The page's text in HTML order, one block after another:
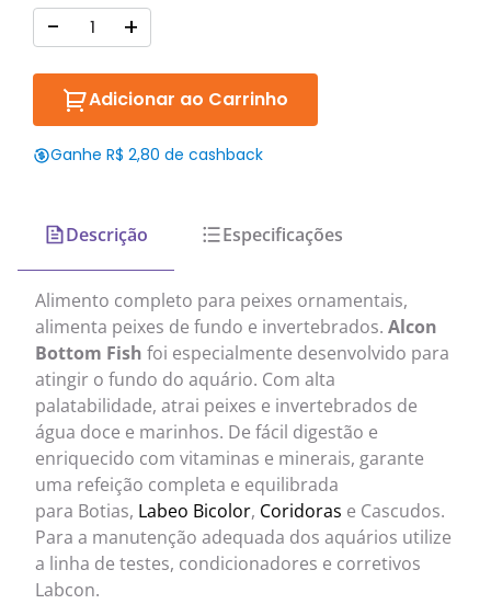
- +
Adicionar ao Carrinho
Ganhe R$ 2,80 de cashback
Descrição Especificações
Alimento completo para peixes ornamentais,
alimenta peixes de fundo e invertebrados. Alcon
Bottom Fish foi especialmente desenvolvido para
atingir o fundo do aquário. Com alta
palatabilidade, atrai peixes e invertebrados de
água doce e marinhos. De fácil digestão e
enriquecido com vitaminas e minerais, garante
uma refeição completa e equilibrada
para Botias, Labeo Bicolor, Coridoras e Cascudos.
Para a manutenção adequada dos aquários utilize
a linha de testes, condicionadores e corretivos
Labcon.